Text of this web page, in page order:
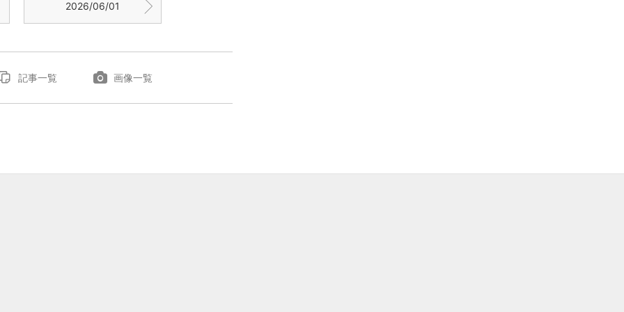
2026/06/01
記事一覧 画像一覧